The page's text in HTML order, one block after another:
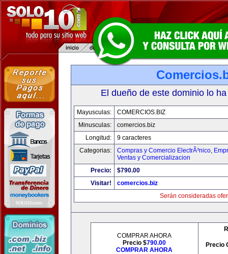
El dueño de este dominio lo
Mayusculas:
COMERCIOS.BIZ
Minusculas:
comercios.biz
Longitud:
9 caracteres
Categorias:
Compras y Comercio ElectrÃ³nico,
Ventas y Comercializacion
Precio:
$790.00
Visitar!
comercios.biz
Serán consideradas
COMPRAR AHORA
Precio $790.00
COMPRAR AHORA
Precio